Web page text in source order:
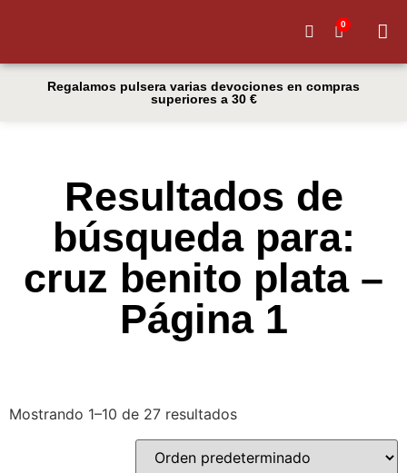
0
Regalamos pulsera varias devociones en compras
superiores a 30 €
Resultados de
búsqueda para:
cruz benito plata –
Página 1
Mostrando 1–10 de 27 resultados